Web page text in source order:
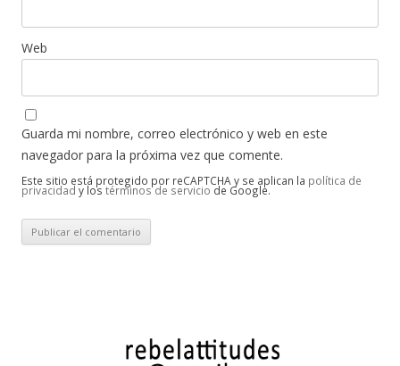
Web
Guarda mi nombre, correo electrónico y web en este
navegador para la próxima vez que comente.
Este sitio está protegido por reCAPTCHA y se aplican la política de
privacidad y los términos de servicio de Google.